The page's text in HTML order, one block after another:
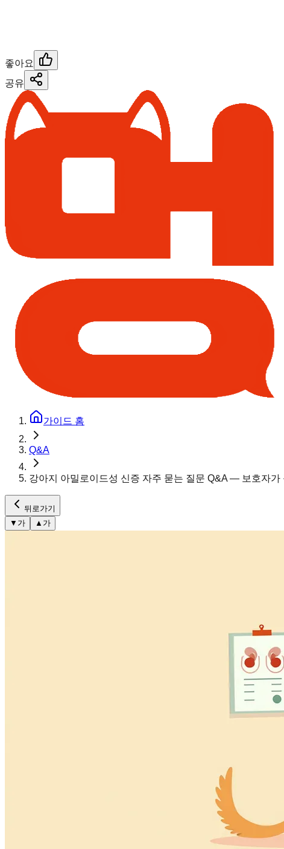
좋아요
공유
가이드 홈
Q&A
강아지 아밀로이드성 신증 자주 묻는 질문 Q&A — 보호자가
뒤로가기
▼ 가 ▲ 가